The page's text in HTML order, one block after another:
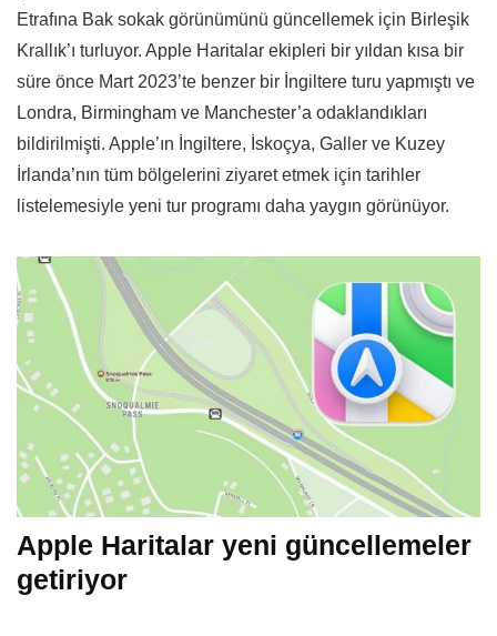
Etrafına Bak sokak görünümünü güncellemek için Birleşik
Krallık’ı turluyor. Apple Haritalar ekipleri bir yıldan kısa bir
süre önce Mart 2023’te benzer bir İngiltere turu yapmıştı ve
Londra, Birmingham ve Manchester’a odaklandıkları
bildirilmişti. Apple’ın İngiltere, İskoçya, Galler ve Kuzey
İrlanda’nın tüm bölgelerini ziyaret etmek için tarihler
listelemesiyle yeni tur programı daha yaygın görünüyor.
Apple Haritalar yeni güncellemeler
getiriyor